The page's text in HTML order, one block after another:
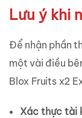
Lưu ý khi
Để nhận phần
một vài điều
Blox Fruits x2
Xác thực tài